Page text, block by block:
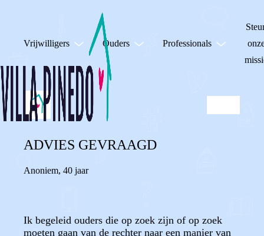
Vrijwilligers Ouders Professionals
ADVIES GEVRAAGD
Anoniem, 40 jaar
Ik begeleid ouders die op zoek zijn of op zoek
moeten gaan van de rechter naar een manier van